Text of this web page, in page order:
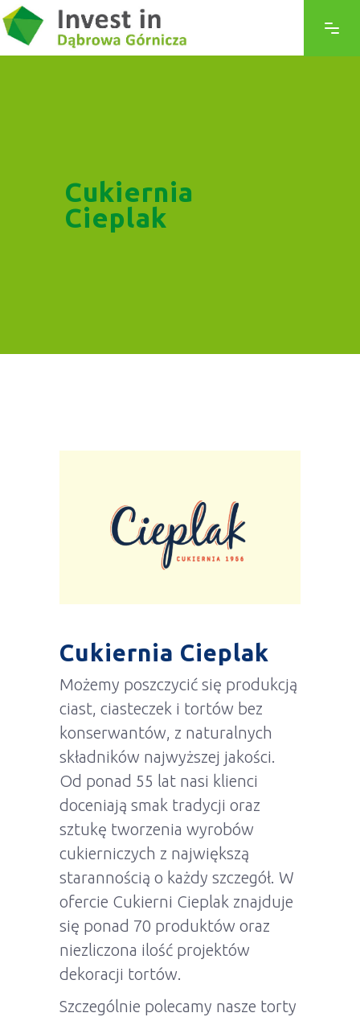
Cukiernia
Cieplak
Cukiernia Cieplak
Możemy poszczycić się produkcją
ciast, ciasteczek i tortów bez
konserwantów, z naturalnych
składników najwyższej jakości.
Od ponad 55 lat nasi klienci
doceniają smak tradycji oraz
sztukę tworzenia wyrobów
cukierniczych z największą
starannością o każdy szczegół. W
ofercie Cukierni Cieplak znajduje
się ponad 70 produktów oraz
niezliczona ilość projektów
dekoracji tortów.
Szczególnie polecamy nasze torty